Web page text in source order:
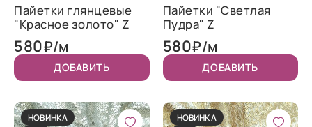
Пайетки глянцевые
"Красное золото" Z
580₽/м
ДОБАВИТЬ
Пайетки "Светлая
Пудра" Z
580₽/м
ДОБАВИТЬ
НОВИНКА
НОВИНКА